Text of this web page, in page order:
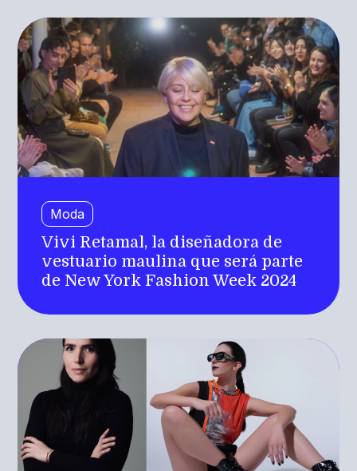
Moda
Vivi Retamal, la diseñadora de
vestuario maulina que será parte
de New York Fashion Week 2024